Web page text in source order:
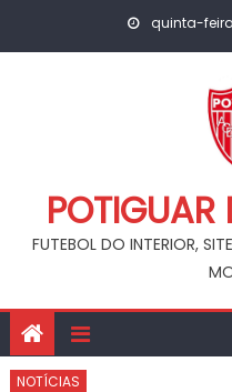
quinta-
POTIGUAR
FUTEBOL DO INTERIOR,
NOTÍCIAS